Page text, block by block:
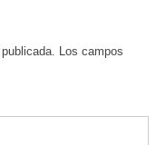
Los campos